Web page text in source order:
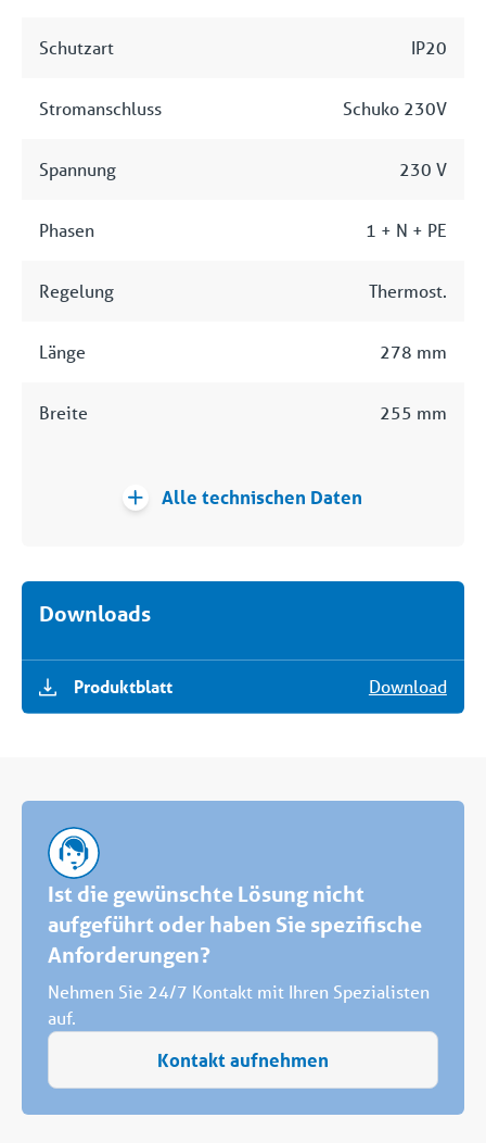
Downloads
Produktblatt Download
Schutzart IP20
Stromanschluss Schuko 230V
Spannung 230 V
Phasen 1 + N + PE
Regelung Thermost.
Länge 278 mm
Breite 255 mm
Alle technischen Daten
Ist die gewünschte Lösung nicht
aufgeführt oder haben Sie spezifische
Anforderungen?
Nehmen Sie 24/7 Kontakt mit Ihren Spezialisten
auf.
Kontakt aufnehmen